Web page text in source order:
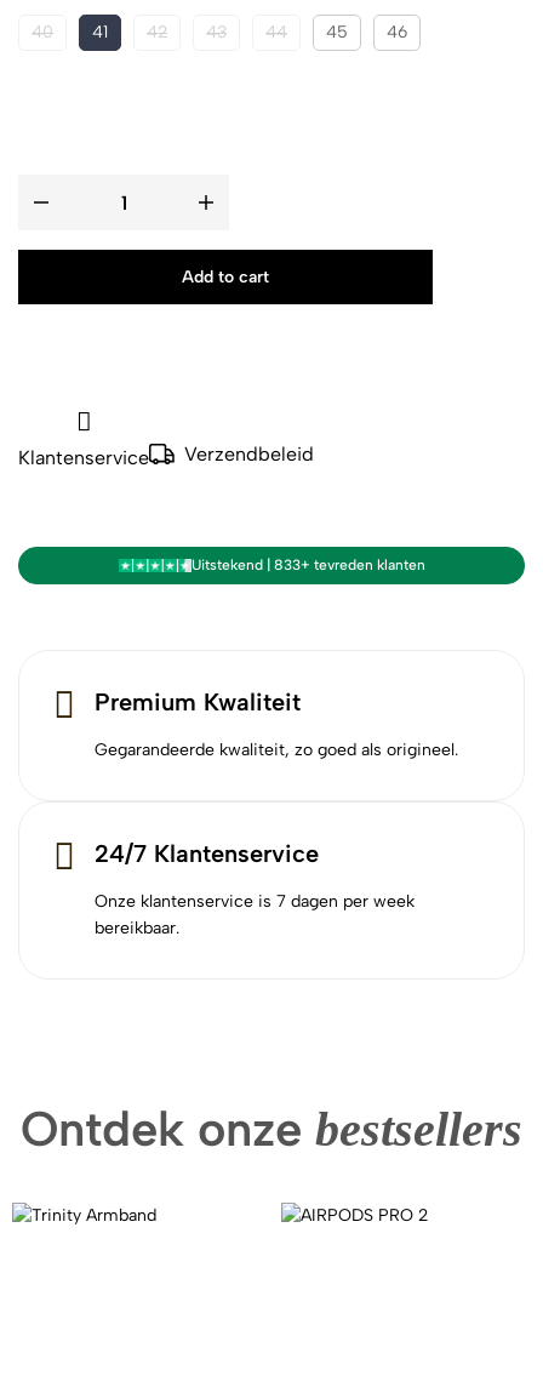
40 41 42 43 44 45 46
Add to cart
Klantenservice Verzendbeleid
Uitstekend | 833+ tevreden klanten
Premium Kwaliteit
Gegarandeerde kwaliteit, zo goed als origineel.
24/7 Klantenservice
Onze klantenservice is 7 dagen per week
bereikbaar.
Ontdek onze bestsellers